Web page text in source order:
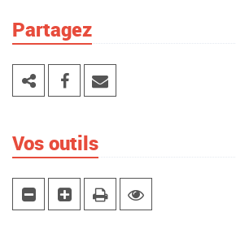
Partagez
Vos outils